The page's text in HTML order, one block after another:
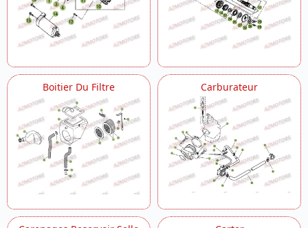
Installation Electrique 2
Kick Starter
Roue Arriere
Roue Avant
Transmission Embrayage
Vilebrequin Piston Contre Arbre
Boitier Du Filtre Carburateur